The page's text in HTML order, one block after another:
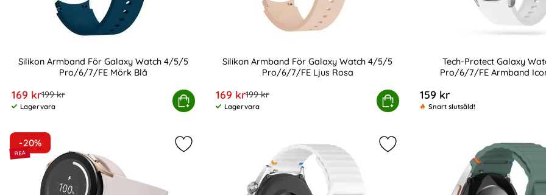
Silikon Armband För Galaxy Watch 4/5/5
Pro/6/7/FE Mörk Blå
rea pris
169 krtidigare pris
199 kr
Tillgänglighet:
Lagervara
Köp
Silikon Armband För Galaxy Watch 4/5/5 Pro/6/7/FE Mörk Blå
Silikon Armband För Galaxy Watch 4/5/5
Pro/6/7/FE Ljus Rosa
rea pris
169 krtidigare pris
199 kr
Tillgänglighet:
Lagervara
Köp
Silikon Armband För Galaxy Watch 4/5/5 Pro/6/7/FE Ljus Rosa
Tech-Protect Galaxy
Pro/6/7/FE Armband
159 kr
Snart slutsåld!
Tech-Protect Galaxy
-20%
Markera samsung Galaxy Watch 5/5 Pro/6/7/FE Silikon Stativ Rosa som favorit
Markera klockarmband 20 mm